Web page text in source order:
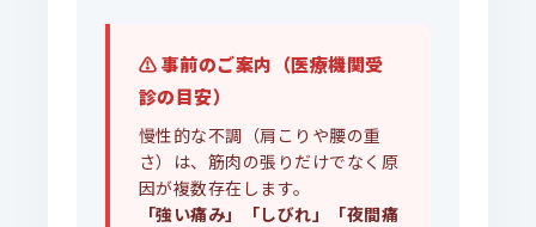
⚠️ 事前のご案内（医療機関受
診の目安）
慢性的な不調（肩こりや腰の重
さ）は、筋肉の張りだけでなく原
因が複数存在します。
「強い痛み」「しびれ」「夜間痛